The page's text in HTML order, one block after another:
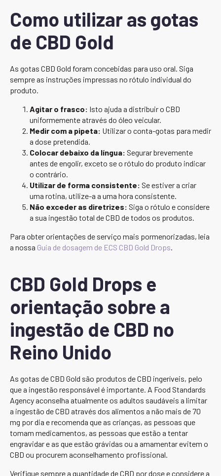
Como utilizar as gotas
de CBD Gold
As gotas CBD Gold foram concebidas para uso oral. Siga
sempre as instruções impressas no rótulo individual do
produto.
Agitar o frasco: Isto ajuda a distribuir o CBD
uniformemente através do óleo veicular.
Medir com a pipeta: Utilizar o conta-gotas para medir
a dose pretendida.
Colocar debaixo da língua: Segurar brevemente
antes de engolir, exceto se o rótulo do produto indicar
o contrário.
Utilizar de forma consistente: Se estiver a criar
uma rotina, utilize-a a uma hora consistente.
Não exceder as diretrizes: Siga o rótulo e considere
a sua ingestão total de CBD de todos os produtos.
Para obter orientações de serviço mais pormenorizadas, leia
a nossa Guia de dosagem de ECS CBD Gold Drops.
CBD Gold Drops e
orientação sobre a
ingestão de CBD no
Reino Unido
As gotas de CBD Gold são produtos de CBD ingeríveis, pelo
que a ingestão responsável é importante. A Food Standards
Agency aconselha atualmente os adultos saudáveis a limitar
a ingestão de CBD através dos alimentos a não mais de 70
mg por dia e recomenda que as crianças, as pessoas que
tomam medicamentos, as pessoas que estão a tentar
engravidar e as que estão grávidas ou a amamentar evitem o
CBD ou procurem aconselhamento profissional.
Verifique sempre a quantidade de CBD por dose e considere a